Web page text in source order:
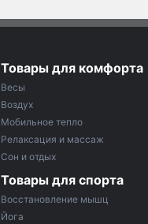
Товары для комфорта
Весы
Воздух
Мобильное тепло
Релаксация и массаж
Сон и отдых
Товары для спорта
Восстановление мышц
Йога